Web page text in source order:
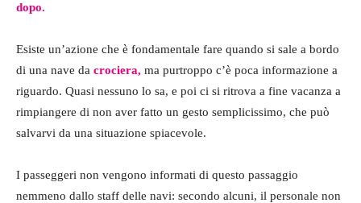
dopo.
Esiste un’azione che è fondamentale fare quando si sale a bordo
di una nave da crociera, ma purtroppo c’è poca informazione a
riguardo. Quasi nessuno lo sa, e poi ci si ritrova a fine vacanza a
rimpiangere di non aver fatto un gesto semplicissimo, che può
salvarvi da una situazione spiacevole.
I passeggeri non vengono informati di questo passaggio
nemmeno dallo staff delle navi: secondo alcuni, il personale non